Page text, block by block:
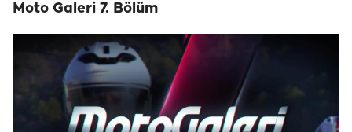
Moto Galeri 7. Bölüm